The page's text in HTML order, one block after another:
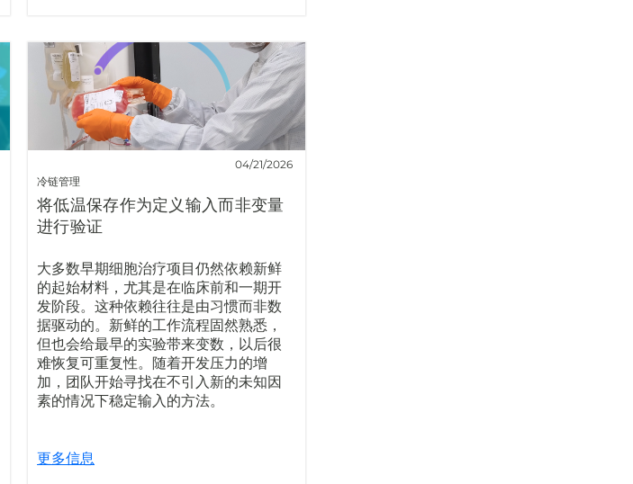
冷链管理
04/21/2026
将低温保存作为定义输入而非变量
进行验证
大多数早期细胞治疗项目仍然依赖新鲜
的起始材料，尤其是在临床前和一期开
发阶段。这种依赖往往是由习惯而非数
据驱动的。新鲜的工作流程固然熟悉，
但也会给最早的实验带来变数，以后很
难恢复可重复性。随着开发压力的增
加，团队开始寻找在不引入新的未知因
素的情况下稳定输入的方法。
更多信息